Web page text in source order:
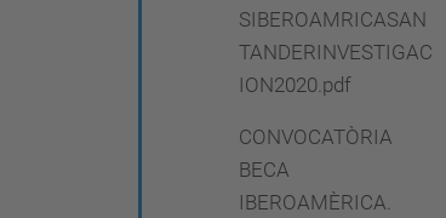
SIBEROAMRICASAN
TANDERINVESTIGAC
ION2020.pdf
CONVOCATÒRIA
BECA
IBEROAMÈRICA.